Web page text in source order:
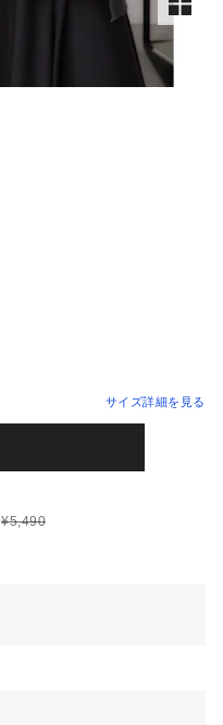
サイズ詳細を見る
¥5,490